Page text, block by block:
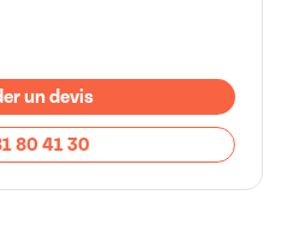
un devis
80 41 30